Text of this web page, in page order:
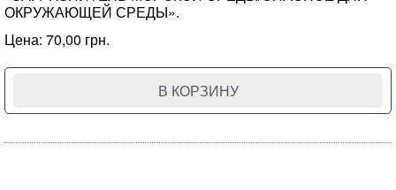
ОКРУЖАЮЩЕЙ СРЕДЫ».
Цена: 70,00 грн.
В КОРЗИНУ